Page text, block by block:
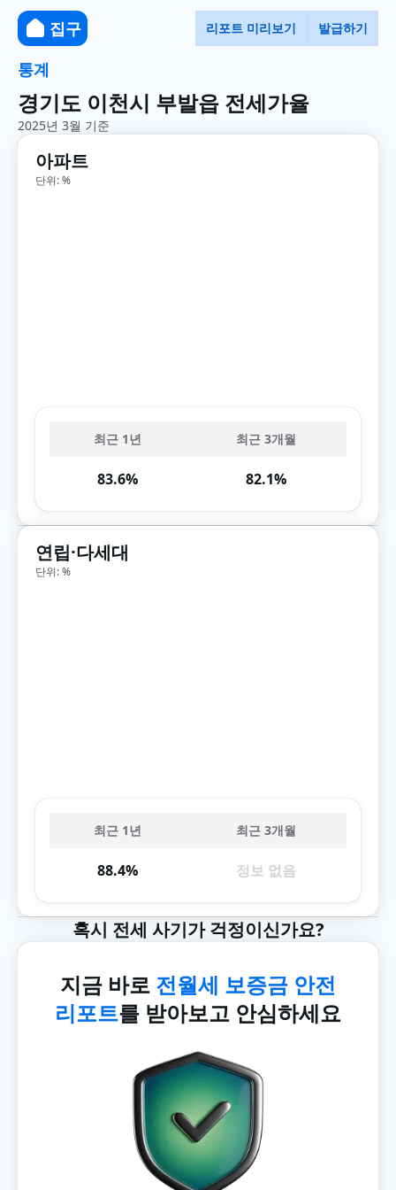
집구 리포트 미리보기 발급하기
통계
경기도 이천시 부발읍 전세가율
2025년 3월 기준
아파트
단위: %
최근 1년 최근 3개월
83.6% 82.1%
연립·다세대
단위: %
최근 1년 최근 3개월
88.4% 정보 없음
혹시 전세 사기가 걱정이신가요?
지금 바로 전월세 보증금 안전
리포트를 받아보고 안심하세요